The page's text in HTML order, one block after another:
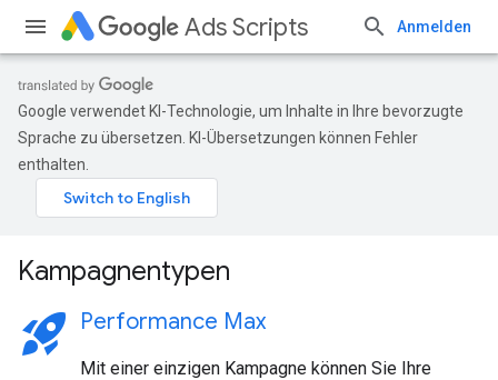
Ads Scripts Anmelden
Google verwendet KI-Technologie, um Inhalte in Ihre bevorzugte
Sprache zu übersetzen. KI-Übersetzungen können Fehler
enthalten.
Kampagnentypen
rocket_launch Performance Max
Mit einer einzigen Kampagne können Sie Ihre